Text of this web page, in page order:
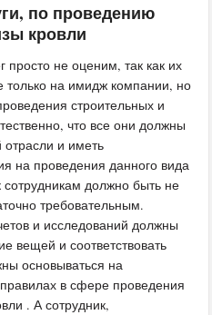
по проведению
кровли
просто не оценим, так как их
на имидж компании, но
строительных и
что все они должны
отрасли и иметь
на проведения данного вида
должно быть не
требовательным.
и исследований должны
вещей и соответствовать
основываться на
в сфере проведения
. А сотрудник,